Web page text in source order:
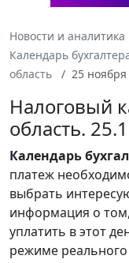
Новости и аналитика
Календарь
область
25 ноября
Налоговый
область.
Календарь
платеж
выбрать
информация о
уплатить в этот
режиме